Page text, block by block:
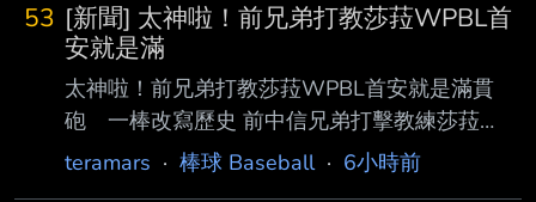
53 [新聞] 太神啦！前兄弟打教莎菈WPBL首
安就是滿
太神啦！前兄弟打教莎菈WPBL首安就是滿貫
砲 一棒改寫歷史 前中信兄弟打擊教練莎菈
（Sarah Edwards）重返球員身分後，6日在美
teramars · 棒球 Baseball· 6小時前